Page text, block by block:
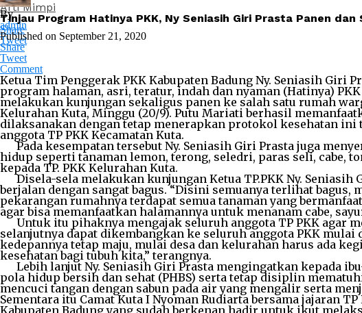
Arti Mimpi
Tinjau Program Hatinya PKK, Ny Seniasih Giri Prasta Panen
Share
Tweet
By
admin
Published on September 21, 2020
Share
Tweet
Comment
Ketua Tim Penggerak PKK Kabupaten Badung Ny. Seniasih
program halaman, asri, teratur, indah dan nyaman (Hatinya)
melakukan kunjungan sekaligus panen ke salah satu rumah
Kelurahan Kuta, Minggu (20/9). Putu Mariati berhasil
dilaksanakan dengan tetap menerapkan protokol kesehatan ini
anggota TP PKK Kecamatan Kuta.
Pada kesempatan tersebut Ny. Seniasih Giri Prasta juga
hidup seperti tanaman lemon, terong, seledri, paras seli, cabe,
kepada TP. PKK Kelurahan Kuta.
Disela-sela melakukan kunjungan Ketua TP.PKK Ny. Seniasih
berjalan dengan sangat bagus. “Disini semuanya terlihat
pekarangan rumahnya terdapat semua tanaman yang
agar bisa memanfaatkan halamannya untuk menanam cabe,
Untuk itu pihaknya mengajak seluruh anggota TP PKK agar
selanjutnya dapat dikembangkan ke seluruh anggota PKK mulai
kedepannya tetap maju, mulai desa dan kelurahan harus ada
kesehatan bagi tubuh kita,” terangnya.
Lebih lanjut Ny. Seniasih Giri Prasta mengingatkan kepada
pola hidup bersih dan sehat (PHBS) serta tetap disiplin
mencuci tangan dengan sabun pada air yang mengalir serta
Sementara itu Camat Kuta I Nyoman Rudiarta bersama jajaran
Kabupaten Badung yang sudah berkenan hadir untuk ikut